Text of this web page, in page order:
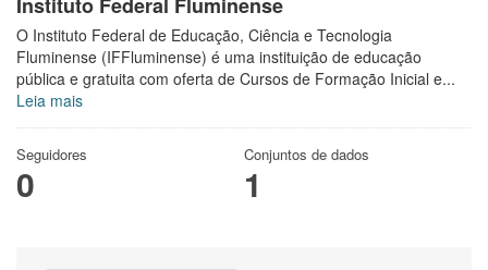
Instituto Federal Fluminense
O Instituto Federal de Educação, Ciência e Tecnologia
Fluminense (IFFluminense) é uma instituição de educação
pública e gratuita com oferta de Cursos de Formação Inicial e...
Leia mais
Seguidores
0
Conjuntos de dados
1